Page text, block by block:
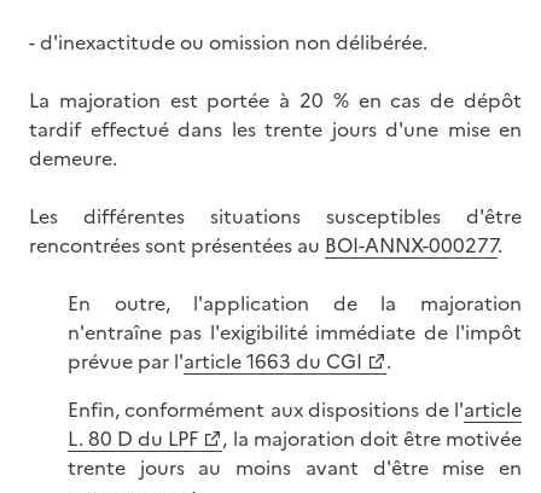
- d'inexactitude ou omission non délibérée.
La majoration est portée à 20 % en cas de dépôt
tardif effectué dans les trente jours d'une mise en
demeure.
Les différentes situations susceptibles d'être
rencontrées sont présentées au BOI-ANNX-000277.
En outre, l'application de la majoration
n'entraîne pas l'exigibilité immédiate de l'impôt
prévue par l'article 1663 du CGI
.
Enfin, conformément aux dispositions de l'article
L. 80 D du LPF
, la majoration doit être motivée
trente jours au moins avant d'être mise en